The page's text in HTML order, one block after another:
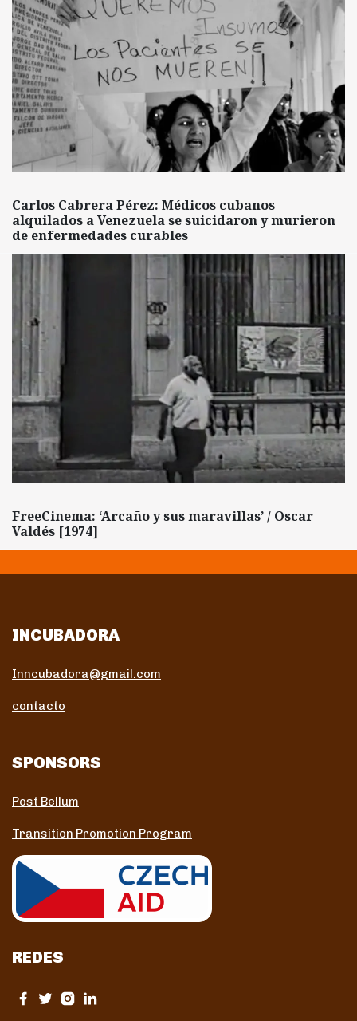
Carlos Cabrera Pérez: Médicos cubanos
alquilados a Venezuela se suicidaron y murieron
de enfermedades curables
FreeCinema: ‘Arcaño y sus maravillas’ / Oscar
Valdés [1974]
INCUBADORA
Inncubadora@gmail.com
contacto
SPONSORS
Post Bellum
Transition Promotion Program
REDES